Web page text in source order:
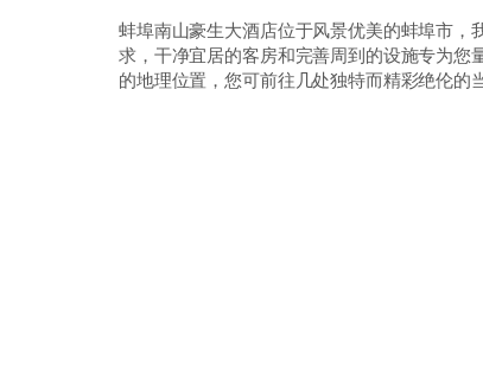
蚌埠南山豪生大酒店位于风景优美的蚌埠市，
求，干净宜居的客房和完善周到的设施专为您
的地理位置，您可前往几处独特而精彩绝伦的